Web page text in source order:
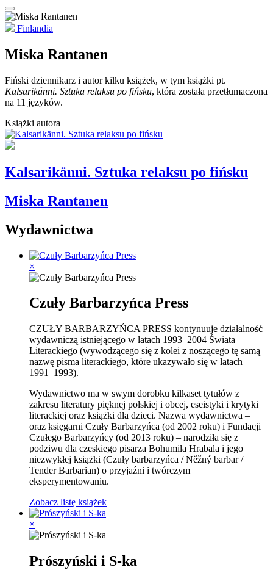
Finlandia
Miska Rantanen
Fiński dziennikarz i autor kilku książek, w tym książki pt.
Kalsarikänni. Sztuka relaksu po fińsku, która została przetłumaczona
na 11 języków.
Książki autora
Kalsarikänni. Sztuka relaksu po fińsku
Miska Rantanen
Wydawnictwa
×
Czuły Barbarzyńca Press
CZUŁY BARBARZYŃCA PRESS kontynuuje działalność
wydawniczą istniejącego w latach 1993–2004 Świata
Literackiego (wywodzącego się z kolei z noszącego tę samą
nazwę pisma literackiego, które ukazywało się w latach
1991–1993).
Wydawnictwo ma w swym dorobku kilkaset tytułów z
zakresu literatury pięknej polskiej i obcej, eseistyki i krytyki
literackiej oraz książki dla dzieci. Nazwa wydawnictwa –
oraz księgarni Czuły Barbarzyńca (od 2002 roku) i Fundacji
Czułego Barbarzyńcy (od 2013 roku) – narodziła się z
podziwu dla czeskiego pisarza Bohumila Hrabala i jego
niezwykłej książki (Czuły barbarzyńca / Něžný barbar /
Tender Barbarian) o przyjaźni i twórczym
eksperymentowaniu.
Zobacz listę książek
×
Prószyński i S-ka